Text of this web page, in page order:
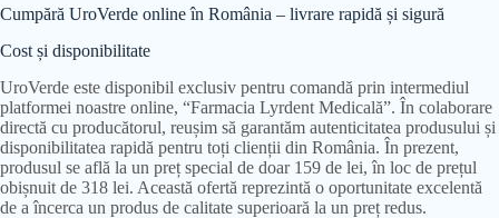
Cumpără UroVerde online în România – livrare rapidă și sigură
Cost și disponibilitate
UroVerde este disponibil exclusiv pentru comandă prin intermediul
platformei noastre online, “Farmacia Lyrdent Medicală”. În colaborare
directă cu producătorul, reușim să garantăm autenticitatea produsului și
disponibilitatea rapidă pentru toți clienții din România. În prezent,
produsul se află la un preț special de doar 159 de lei, în loc de prețul
obișnuit de 318 lei. Această ofertă reprezintă o oportunitate excelentă
de a încerca un produs de calitate superioară la un preț redus.